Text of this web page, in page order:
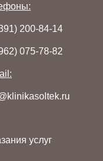
200-84-14
075-78-82
услуг